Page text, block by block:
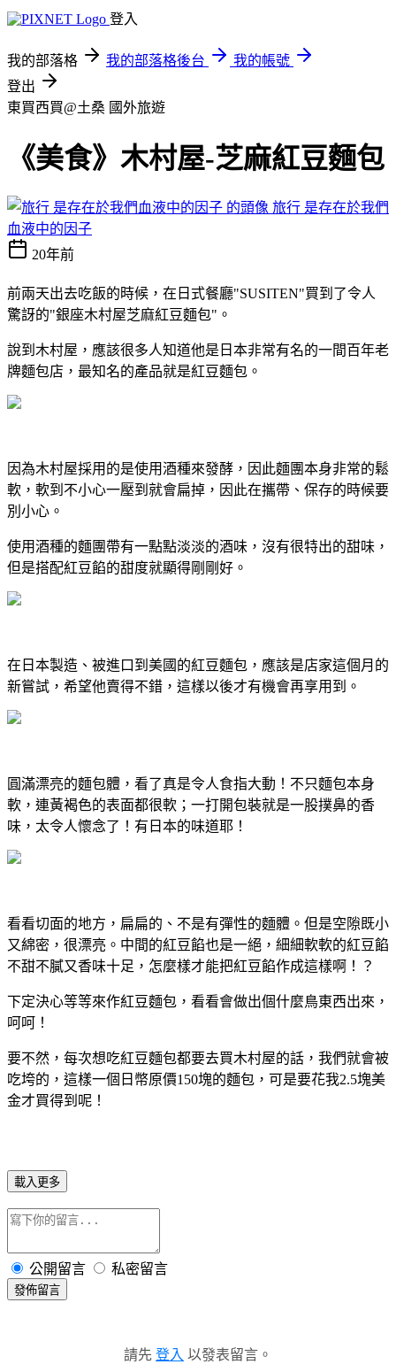
登入
我的部落格 我的部落格後台
我的帳號
登出
東買西買@土桑 國外旅遊
《美食》木村屋-芝麻紅豆麵包
旅行 是存在於我們
血液中的因子
20年前
前兩天出去吃飯的時候，在日式餐廳"SUSITEN"買到了令人
驚訝的"銀座木村屋芝麻紅豆麵包"。
說到木村屋，應該很多人知道他是日本非常有名的一間百年老
牌麵包店，最知名的產品就是紅豆麵包。
因為木村屋採用的是使用酒種來發酵，因此麵團本身非常的鬆
軟，軟到不小心一壓到就會扁掉，因此在攜帶、保存的時候要
別小心。
使用酒種的麵團帶有一點點淡淡的酒味，沒有很特出的甜味，
但是搭配紅豆餡的甜度就顯得剛剛好。
在日本製造、被進口到美國的紅豆麵包，應該是店家這個月的
新嘗試，希望他賣得不錯，這樣以後才有機會再享用到。
圓滿漂亮的麵包體，看了真是令人食指大動！不只麵包本身
軟，連黃褐色的表面都很軟；一打開包裝就是一股撲鼻的香
味，太令人懷念了！有日本的味道耶！
看看切面的地方，扁扁的、不是有彈性的麵體。但是空隙既小
又綿密，很漂亮。中間的紅豆餡也是一絕，細細軟軟的紅豆餡
不甜不膩又香味十足，怎麼樣才能把紅豆餡作成這樣啊！？
下定決心等等來作紅豆麵包，看看會做出個什麼鳥東西出來，
呵呵！
要不然，每次想吃紅豆麵包都要去買木村屋的話，我們就會被
吃垮的，這樣一個日幣原價150塊的麵包，可是要花我2.5塊美
金才買得到呢！
載入更多
公開留言 私密留言
發佈留言
請先 登入 以發表留言。